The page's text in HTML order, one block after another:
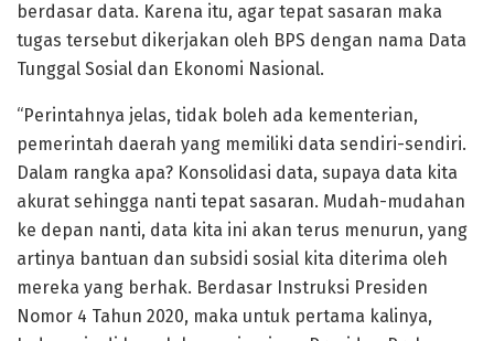
berdasar data. Karena itu, agar tepat sasaran maka
tugas tersebut dikerjakan oleh BPS dengan nama Data
Tunggal Sosial dan Ekonomi Nasional.
“Perintahnya jelas, tidak boleh ada kementerian,
pemerintah daerah yang memiliki data sendiri-sendiri.
Dalam rangka apa? Konsolidasi data, supaya data kita
akurat sehingga nanti tepat sasaran. Mudah-mudahan
ke depan nanti, data kita ini akan terus menurun, yang
artinya bantuan dan subsidi sosial kita diterima oleh
mereka yang berhak. Berdasar Instruksi Presiden
Nomor 4 Tahun 2020, maka untuk pertama kalinya,